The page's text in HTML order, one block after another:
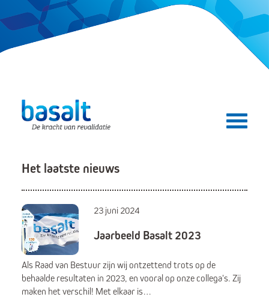
Direct naar de contentDirect naar de navigatie
Het laatste nieuws
23 juni 2024
Jaarbeeld Basalt 2023
Als Raad van Bestuur zijn wij ontzettend trots op de
behaalde resultaten in 2023, en vooral op onze collega's. Zij
maken het verschil! Met elkaar is…